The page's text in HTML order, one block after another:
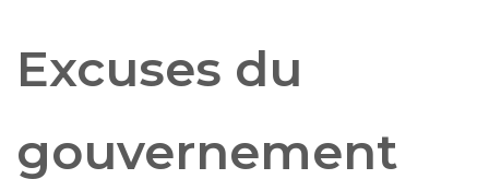
Excuses du
gouvernement